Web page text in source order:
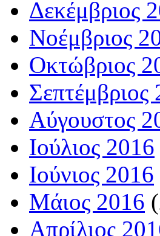
Δεκέμβριος
Νοέμβριος
Οκτώβριος
Σεπτέμβριος
Αύγουστος
Ιούλιος 2016
Ιούνιος 2016
Μάιος 2016
Απρίλιος